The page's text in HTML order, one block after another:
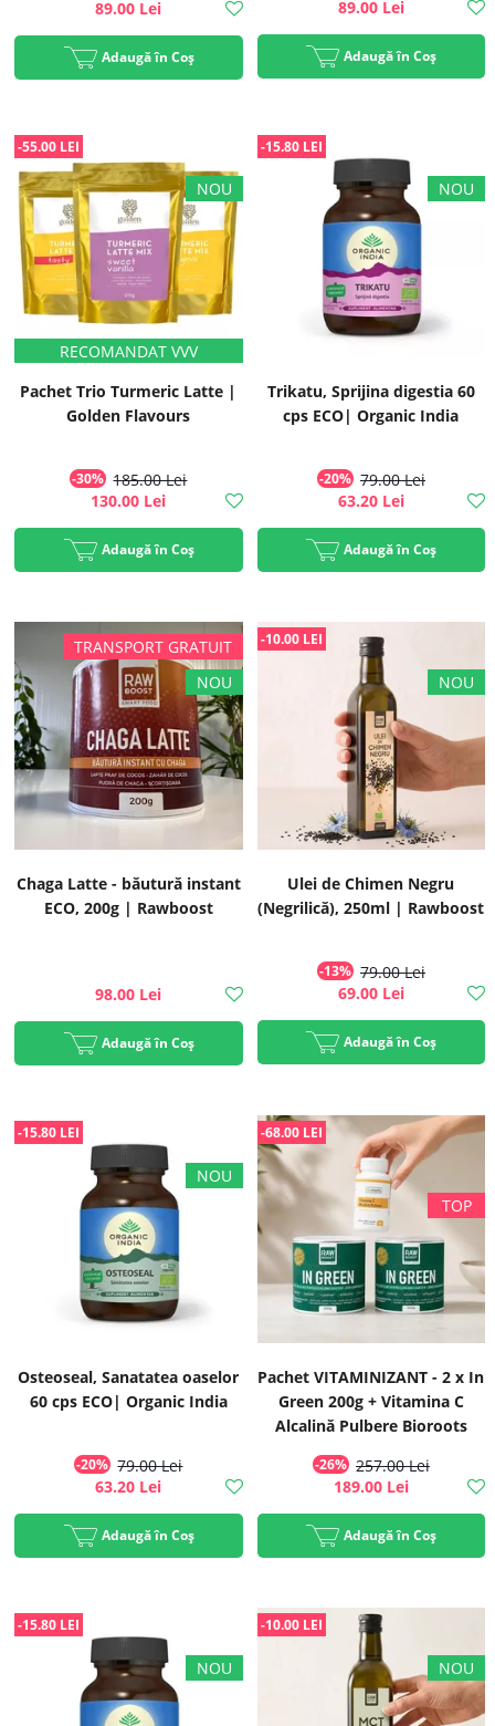
89.00 Lei
Adaugă în Coș
89.00 Lei
Adaugă în Coș
Pachet Trio Turmeric Latte |
Golden Flavours
-30% 185.00 Lei
-55.00 LEI
130.00 Lei
Adaugă în Coș
Trikatu, Sprijina digestia 60
cps ECO| Organic India
-20% 79.00 Lei
-15.80 LEI
63.20 Lei
Adaugă în Coș
Chaga Latte - băutură instant
ECO, 200g | Rawboost
98.00 Lei
Adaugă în Coș
Ulei de Chimen Negru
(Negrilică), 250ml | Rawboost
-13% 79.00 Lei
-10.00 LEI
69.00 Lei
Adaugă în Coș
Osteoseal, Sanatatea oaselor
60 cps ECO| Organic India
-20% 79.00 Lei
-15.80 LEI
63.20 Lei
Adaugă în Coș
Pachet VITAMINIZANT - 2 x In
Green 200g + Vitamina C
Alcalină Pulbere Bioroots
-26% 257.00 Lei
-68.00 LEI
189.00 Lei
Adaugă în Coș
-15.80 LEI -10.00 LEI